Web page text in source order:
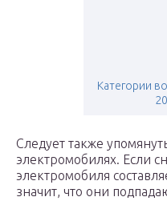
Категории
Следует также
электромобилях. Если
электромобиля
значит, что они